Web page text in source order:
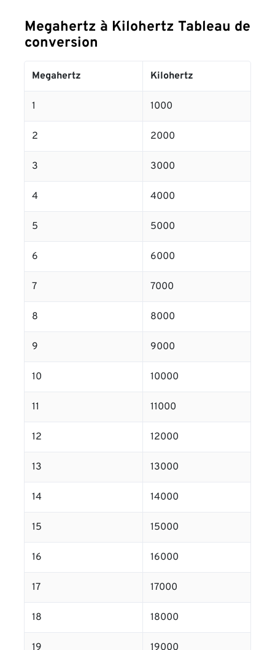
Megahertz à Kilohertz Tableau de
conversion
Megahertz Kilohertz
1 1000
2 2000
3 3000
4 4000
5 5000
6 6000
7 7000
8 8000
9 9000
10 10000
11 11000
12 12000
13 13000
14 14000
15 15000
16 16000
17 17000
18 18000
19 19000